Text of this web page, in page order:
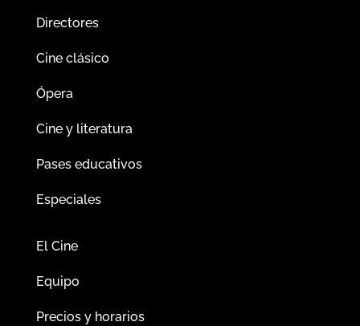
Directores
Cine clásico
Ópera
Cine y literatura
Pases educativos
Especiales
El Cine
Equipo
Precios y horarios